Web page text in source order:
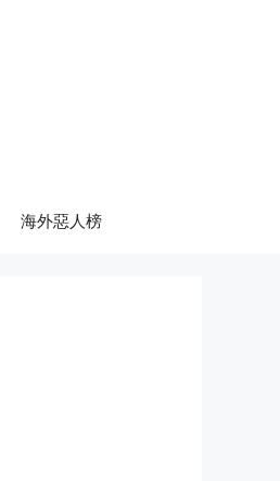
海外惡人榜